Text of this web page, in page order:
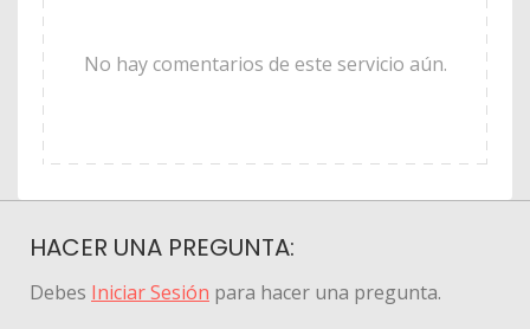
No hay comentarios de este servicio aún.
HACER UNA PREGUNTA:
Debes Iniciar Sesión para hacer una pregunta.